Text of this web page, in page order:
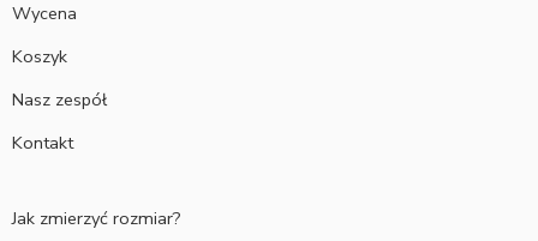
Wycena
Koszyk
Nasz zespół
Kontakt
Jak zmierzyć rozmiar?